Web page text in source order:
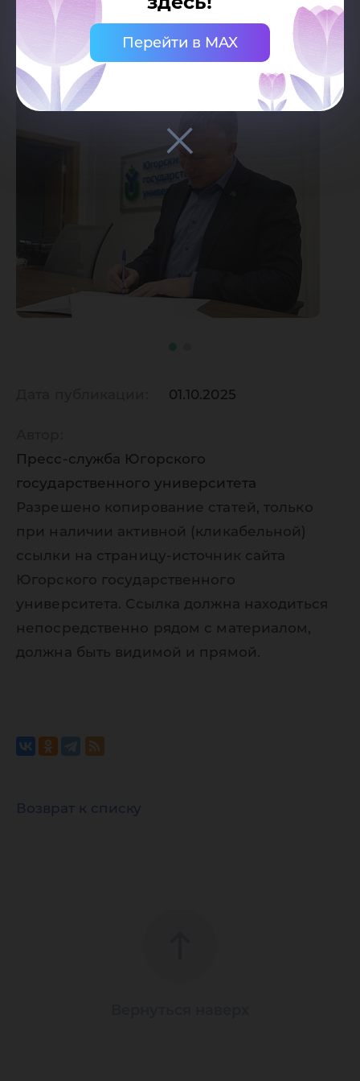
Перейти в MAX
предпринимательства.
01.10.2025
Пресс-служба Югорского
государственного университета
Разрешено копирование статей, только
при наличии активной (кликабельной)
ссылки на страницу-источник сайта
Югорского государственного
университета. Ссылка должна находиться
непосредственно рядом с материалом,
должна быть видимой и прямой.
Возврат к списку